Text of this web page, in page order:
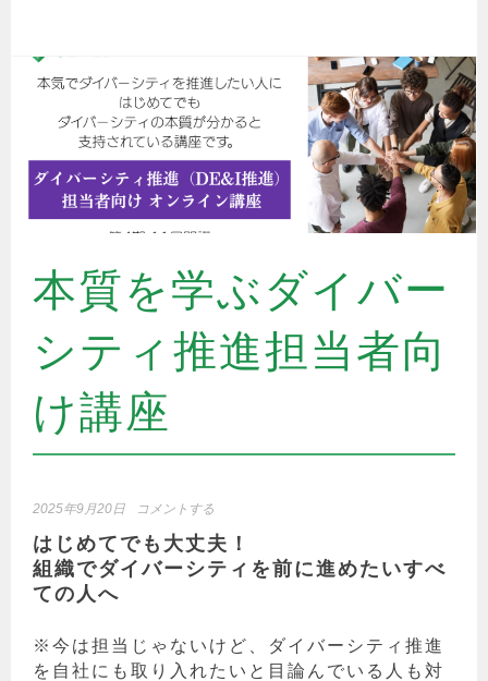
本質を学ぶダイバー
シティ推進担当者向
け講座
2025年9月20日 コメントする
はじめてでも大丈夫！
組織でダイバーシティを前に進めたいすべ
ての人へ
※今は担当じゃないけど、ダイバーシティ推進
を自社にも取り入れたいと目論んでいる人も対